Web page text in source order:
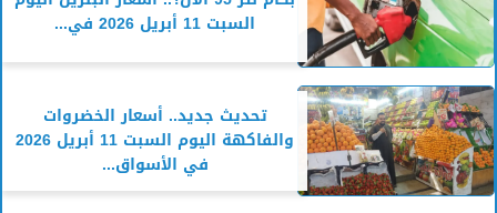
السبت 11 أبريل 2026 في...
تحديث جديد.. أسعار الخضروات
والفاكهة اليوم السبت 11 أبريل 2026
في الأسواق...